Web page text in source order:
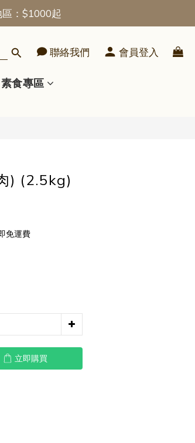
：$1000起
聯絡我們 會員登入
素食專區
) (2.5kg)
免運費
立即購買
立即購買